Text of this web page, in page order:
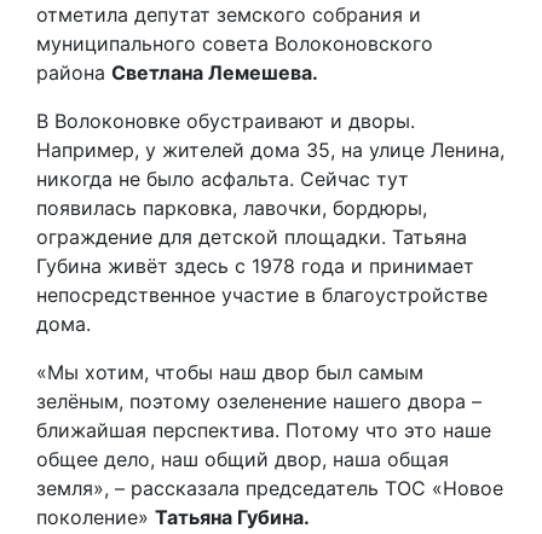
отметила депутат земского собрания и
муниципального совета Волоконовского
района Светлана Лемешева.
В Волоконовке обустраивают и дворы.
Например, у жителей дома 35, на улице Ленина,
никогда не было асфальта. Сейчас тут
появилась парковка, лавочки, бордюры,
ограждение для детской площадки. Татьяна
Губина живёт здесь с 1978 года и принимает
непосредственное участие в благоустройстве
дома.
«Мы хотим, чтобы наш двор был самым
зелёным, поэтому озеленение нашего двора –
ближайшая перспектива. Потому что это наше
общее дело, наш общий двор, наша общая
земля», – рассказала председатель ТОС «Новое
поколение» Татьяна Губина.